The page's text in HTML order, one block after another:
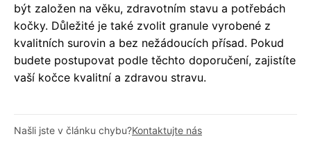
být založen na věku, zdravotním stavu a potřebách
kočky. Důležité je také zvolit granule vyrobené z
kvalitních surovin a bez nežádoucích přísad. Pokud
budete postupovat podle těchto doporučení, zajistíte
vaší kočce kvalitní a zdravou stravu.
Našli jste v článku chybu?Kontaktujte nás